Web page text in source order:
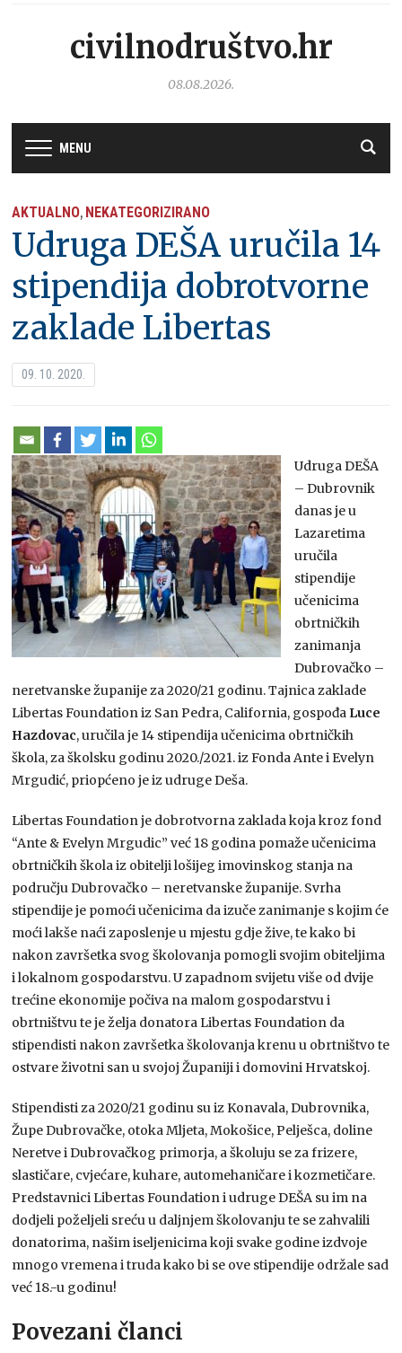
civilnodruštvo.hr
08.08.2026.
MENU
AKTUALNO, NEKATEGORIZIRANO
Udruga DEŠA uručila 14
stipendija dobrotvorne
zaklade Libertas
09. 10. 2020.
Udruga DEŠA
– Dubrovnik
danas je u
Lazaretima
uručila
stipendije
učenicima
obrtničkih
zanimanja
Dubrovačko –
neretvanske županije za 2020/21 godinu. Tajnica zaklade
Libertas Foundation iz San Pedra, California, gospođa Luce
Hazdovac, uručila je 14 stipendija učenicima obrtničkih
škola, za školsku godinu 2020./2021. iz Fonda Ante i Evelyn
Mrgudić, priopćeno je iz udruge Deša.
Libertas Foundation je dobrotvorna zaklada koja kroz fond
“Ante & Evelyn Mrgudic” već 18 godina pomaže učenicima
obrtničkih škola iz obitelji lošijeg imovinskog stanja na
području Dubrovačko – neretvanske županije. Svrha
stipendije je pomoći učenicima da izuče zanimanje s kojim će
moći lakše naći zaposlenje u mjestu gdje žive, te kako bi
nakon završetka svog školovanja pomogli svojim obiteljima
i lokalnom gospodarstvu. U zapadnom svijetu više od dvije
trećine ekonomije počiva na malom gospodarstvu i
obrtništvu te je želja donatora Libertas Foundation da
stipendisti nakon završetka školovanja krenu u obrtništvo te
ostvare životni san u svojoj Županiji i domovini Hrvatskoj.
Stipendisti za 2020/21 godinu su iz Konavala, Dubrovnika,
Župe Dubrovačke, otoka Mljeta, Mokošice, Pelješca, doline
Neretve i Dubrovačkog primorja, a školuju se za frizere,
slastičare, cvjećare, kuhare, automehaničare i kozmetičare.
Predstavnici Libertas Foundation i udruge DEŠA su im na
dodjeli poželjeli sreću u daljnjem školovanju te se zahvalili
donatorima, našim iseljenicima koji svake godine izdvoje
mnogo vremena i truda kako bi se ove stipendije održale sad
već 18.-u godinu!
Povezani članci